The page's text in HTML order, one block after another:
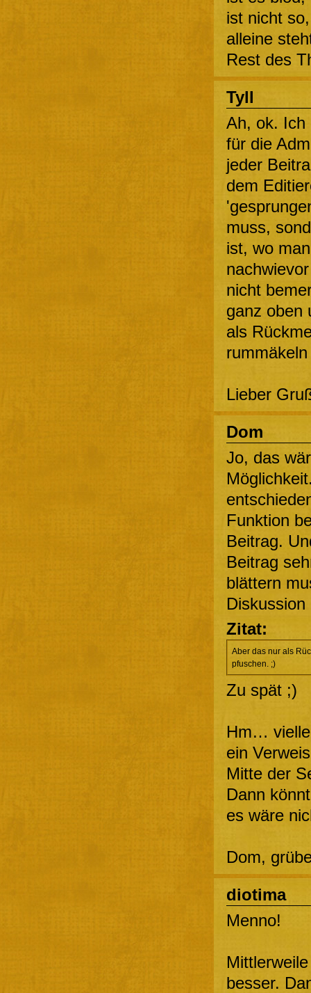
ist nicht
alleine
Rest des
Tyll
Ah, ok. Ich
für die
jeder
dem
muss,
ist, wo
nicht
ganz oben
als
Lieber
Dom
Jo, das
Funktion
Beitrag.
Beitrag
blättern
Zitat:
Aber das nur als
pfuschen. ;)
Zu spät ;)
Hm…
ein
Mitte der
Dann
es wäre
Dom,
diotima
Menno!
besser.